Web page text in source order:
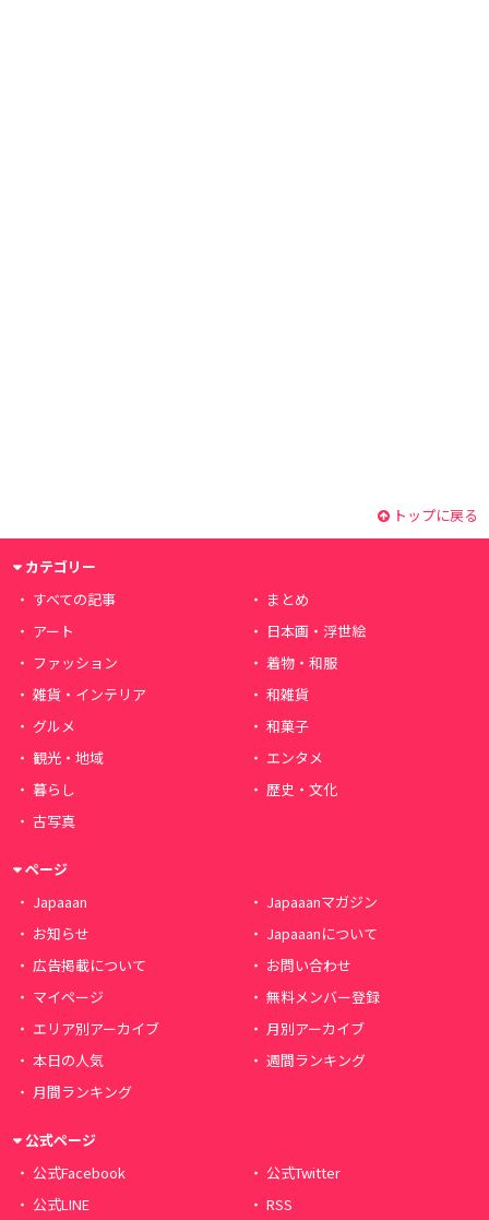
トップに戻る
カテゴリー
すべての記事
まとめ
アート
日本画・浮世絵
ファッション
着物・和服
雑貨・インテリア
和雑貨
グルメ
和菓子
観光・地域
エンタメ
暮らし
歴史・文化
古写真
ページ
Japaaan
Japaaanマガジン
お知らせ
Japaaanについて
広告掲載について
お問い合わせ
マイページ
無料メンバー登録
エリア別アーカイブ
月別アーカイブ
本日の人気
週間ランキング
月間ランキング
公式ページ
公式Facebook
公式Twitter
公式LINE
RSS